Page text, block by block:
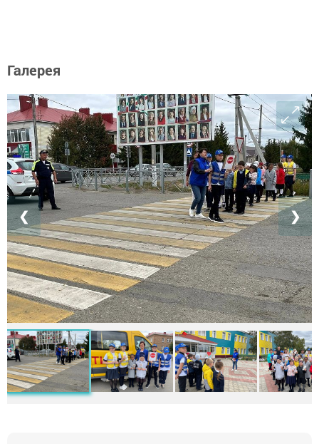
Галерея
❮ ❯